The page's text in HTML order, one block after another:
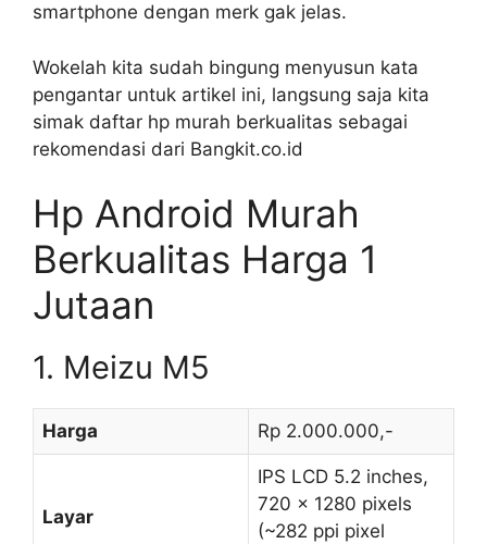
smartphone dengan merk gak jelas.
Wokelah kita sudah bingung menyusun kata
pengantar untuk artikel ini, langsung saja kita
simak daftar hp murah berkualitas sebagai
rekomendasi dari Bangkit.co.id
Hp Android Murah
Berkualitas Harga 1
Jutaan
1. Meizu M5
Harga Rp 2.000.000,-
Layar
IPS LCD 5.2 inches,
720 x 1280 pixels
(~282 ppi pixel